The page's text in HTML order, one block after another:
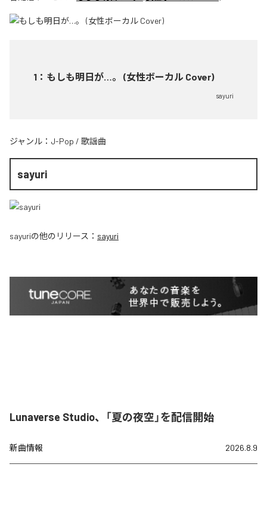
1 ： もしも明日が…。 (女性ボーカル Cover)
sayuri
ジャンル： J-Pop / 歌謡曲
sayuri
sayuriの他のリリース： sayuri
Lunaverse Studio、「夏の夜空」を配信開始
新曲情報 2026.8.9